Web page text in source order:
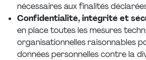
nécessaires aux finalités
Confidentialité, intégrité et
en place toutes les mesures
organisationnelles raisonnables
données personnelles contre la